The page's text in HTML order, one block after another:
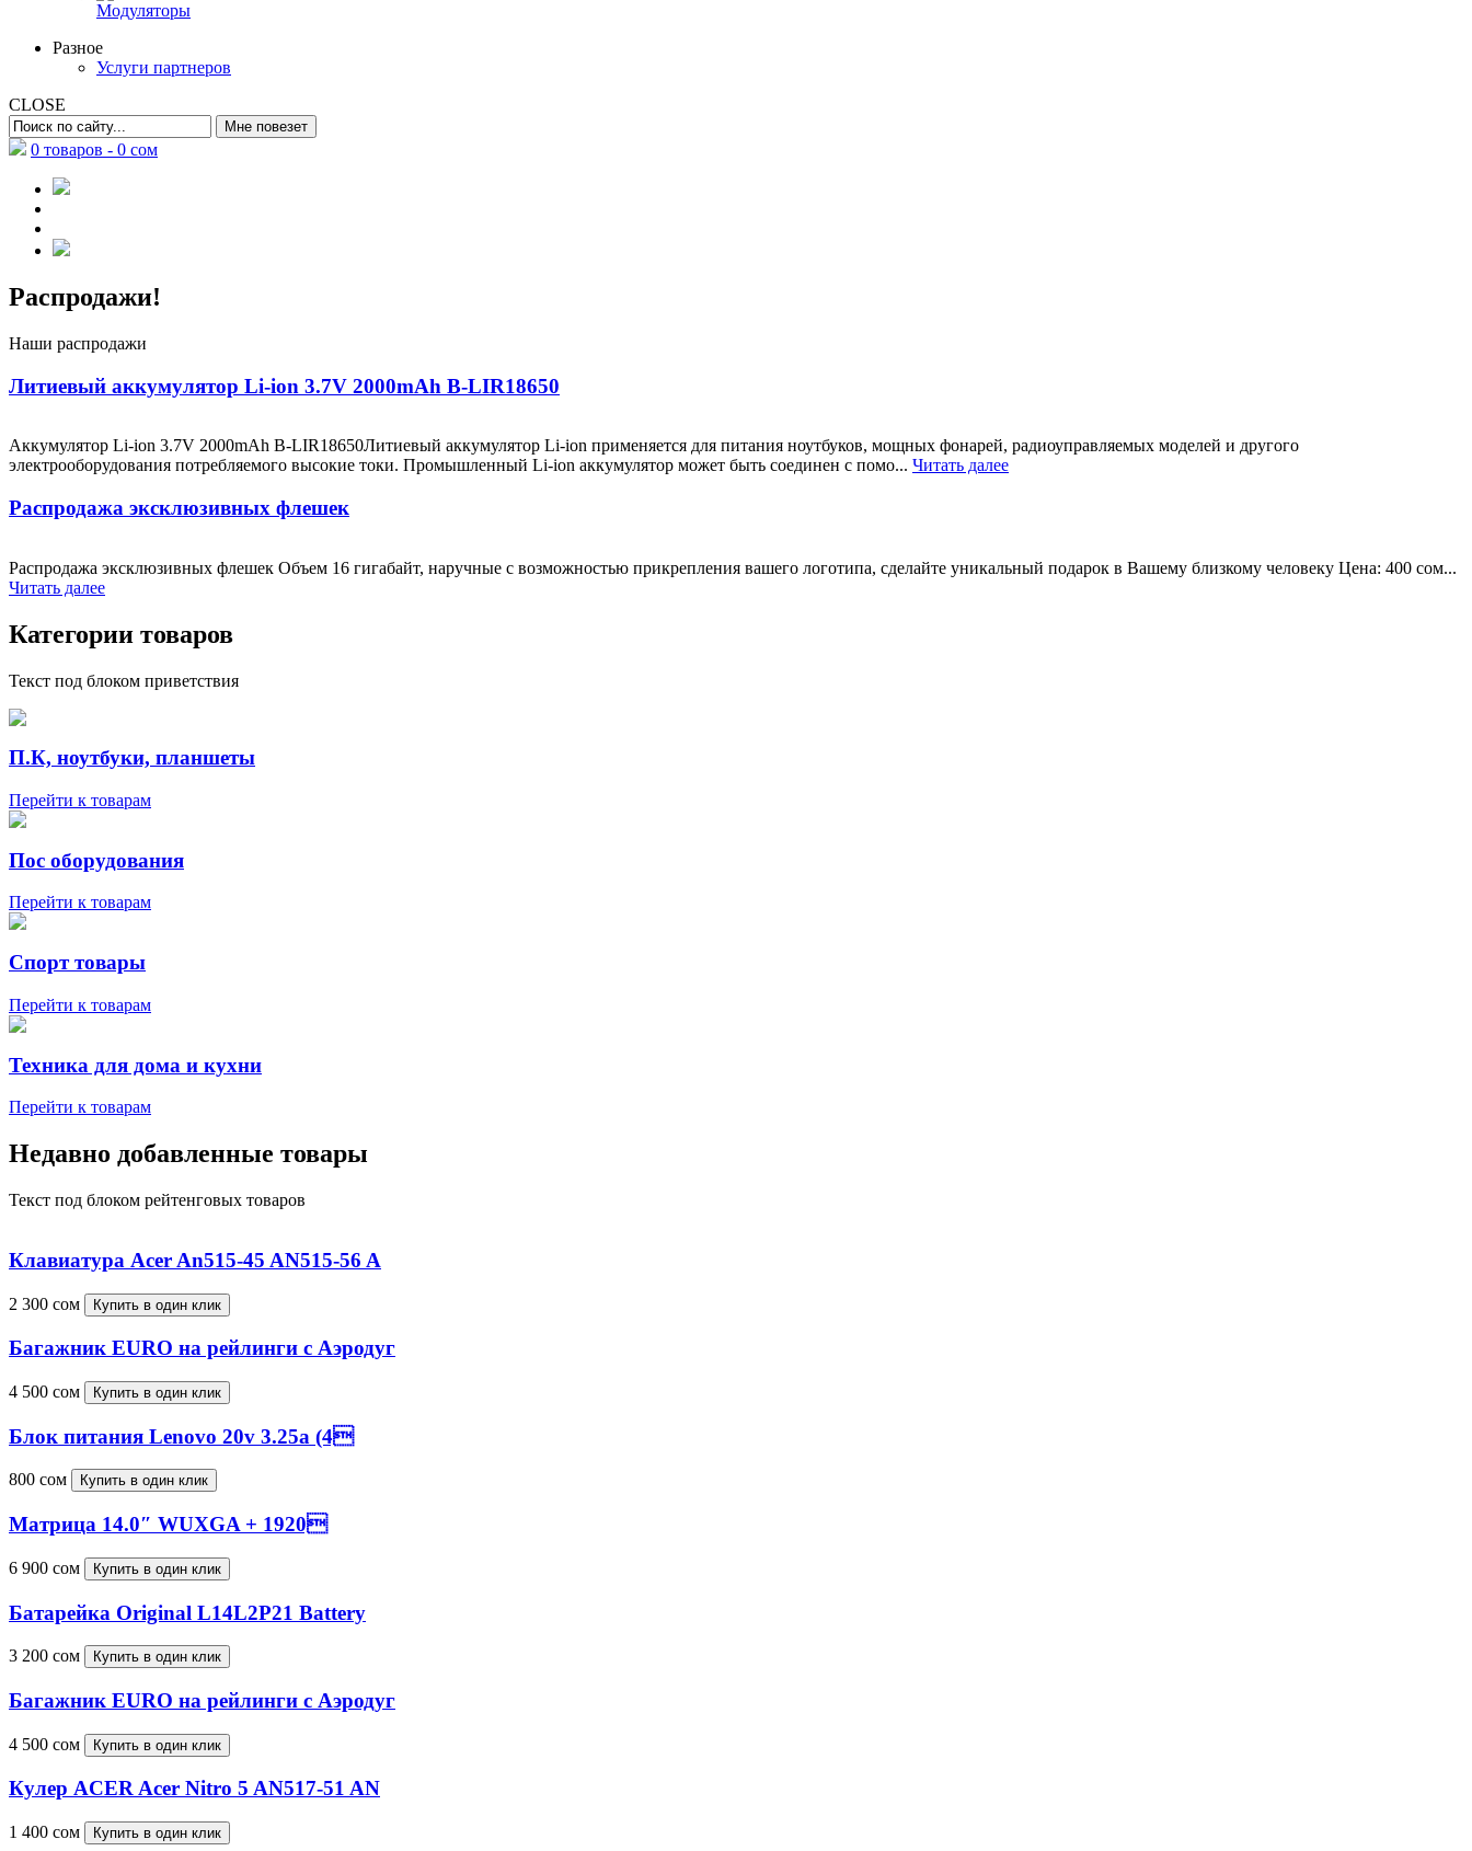
Модуляторы
Разное
Услуги партнеров
CLOSE
0 товаров - 0 сом
Распродажи!
Наши распродажи
Литиевый аккумулятор Li-ion 3.7V 2000mAh B-LIR18650
Аккумулятор Li-ion 3.7V 2000mAh B-LIR18650Литиевый аккумулятор Li-ion применяется для питания ноутбуков, мощных фонарей, радиоуправляемых моделей и другого
электрооборудования потребляемого высокие токи. Промышленный Li-ion аккумулятор может быть соединен с помо... Читать далее
Распродажа эксклюзивных флешек
Распродажа эксклюзивных флешек Объем 16 гигабайт, наручные с возможностью прикрепления вашего логотипа, сделайте уникальный подарок в Вашему близкому человеку Цена: 400 сом...
Читать далее
Категории товаров
Текст под блоком приветствия
П.К, ноутбуки, планшеты
Перейти к товарам
Пос оборудования
Перейти к товарам
Спорт товары
Перейти к товарам
Техника для дома и кухни
Перейти к товарам
Недавно добавленные товары
Текст под блоком рейтенговых товаров
Клавиатура Acer An515-45 AN515-56 A
2 300 сом Купить в один клик
Багажник EURO на рейлинги c Аэродуг
4 500 сом Купить в один клик
Блок питания Lenovo 20v 3.25a (4
800 сом Купить в один клик
Матрица 14.0″ WUXGA + 1920
6 900 сом Купить в один клик
Батарейка Original L14L2P21 Battery
3 200 сом Купить в один клик
Багажник EURO на рейлинги c Аэродуг
4 500 сом Купить в один клик
Кулер ACER Acer Nitro 5 AN517-51 AN
1 400 сом Купить в один клик